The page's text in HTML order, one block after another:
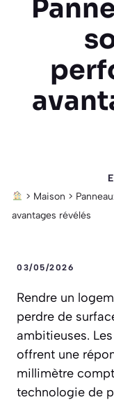
> Maison >
avantages révélés
03/05/2026
Rendre un
perdre de
ambitieuses.
offrent une
millimètre
technologie de